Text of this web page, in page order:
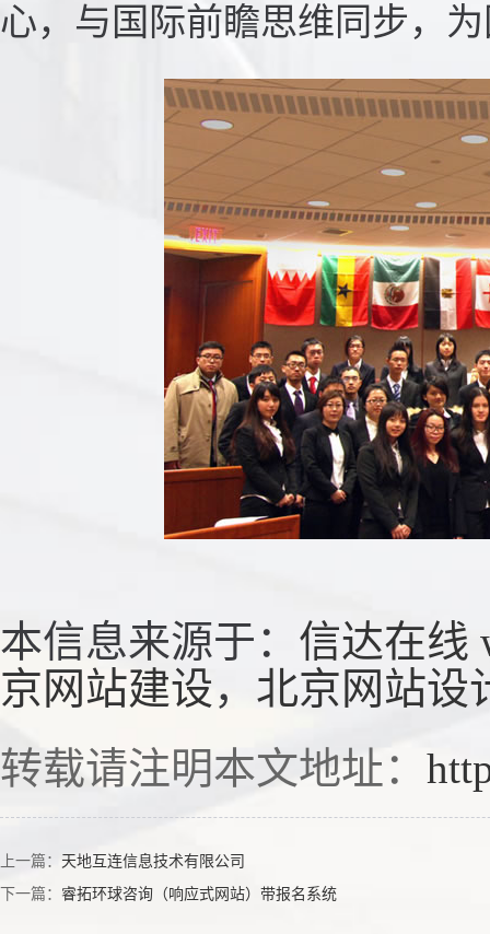
心，与国际前瞻思维同步，
本信息来源于： 信达在线
京网站建设， 北京网站设
转载请注明本文地址：
上一篇： 天地互连信息技术有限公司
下一篇： 睿拓环球咨询（响应式网站）带报名系统